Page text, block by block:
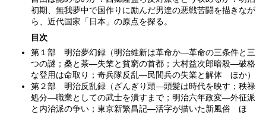
初期、無我夢中で国作りに励んだ男達の悪戦苦闘を描きなが
ら、近代国家「日本」の原点を探る。
目次
第１部 明治夢幻録（明治維新は革命か—革命の三条件と三
つの謎；桑と茶—失業と貧窮の首都；大村益次郎暗殺—破格
な登用は命取り；奇兵隊反乱—民間兵の失業と解体 ほか）
第２部 明治反乱録（ざんぎり頭—頭髪は時代を映す；秩禄
処分—職業としての武士を潰すまで；明治六年政変—外征派
と内治派の争い；東京新繁昌記—活字が描いた新風俗 ほ